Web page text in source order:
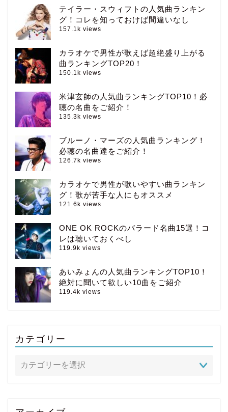
テイラー・スウィフトの人気曲ランキン
グ！コレを知っておけば間違いなし
157.1k views
カラオケで男性が歌えば超絶盛り上がる
曲ランキングTOP20！
150.1k views
米津玄師の人気曲ランキングTOP10！必
聴の名曲をご紹介！
135.3k views
ブルーノ・マーズの人気曲ランキング！
必聴の名曲達をご紹介！
126.7k views
カラオケで男性が歌いやすい曲ランキン
グ！歌が苦手な人にもオススメ
121.6k views
ONE OK ROCKのバラード名曲15選！コ
レは聴いておくべし
119.9k views
あいみょんの人気曲ランキングTOP10！
絶対に聞いて欲しい10曲をご紹介
119.4k views
カテゴリー